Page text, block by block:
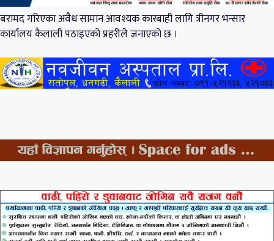
बरामद गरिएका अवैध सामान आवश्यक कारबाही लागि त्रीनगर भन्सार
कार्यालय कैलाली पठाइएको प्रहरीले जनाएको छ ।